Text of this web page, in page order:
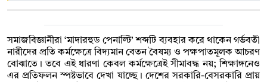
সমাজবিজ্ঞানীরা ‘মাদারহুড পেনাল্টি’ শব্দটি ব্যবহার করে থাকেন গর্ভবতী
নারীদের প্রতি কর্মক্ষেত্রে বিদ্যমান বেতন বৈষম্য ও পক্ষপাতমূলক আচরণ
বোঝাতে। তবে এই ধারণা কেবল কর্মক্ষেত্রেই সীমাবদ্ধ নয়; শিক্ষাঙ্গনেও
এর প্রতিফলন স্পষ্টভাবে দেখা যাচ্ছে। দেশের সরকারি-বেসরকারি প্রায়